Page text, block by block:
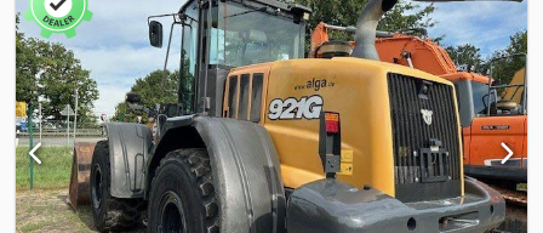
inkluderar generellt sett inte en ny teknisk kontroll (TÜV). Om en
ny teknisk kontroll önskas, lämnar vi gärna ett erbjudande från
våra samarbetspartners verkstäder! Fordonet kan förses med
reklam och/eller text. Våra allmänna leverans- och
betalningsvillkor gäller. Dcjdozr A N Nspfx Apvjk Vi kan gärna ta
fram ett finansierings- eller leasingerbjudande för detta fordon.
Hör av dig till oss!